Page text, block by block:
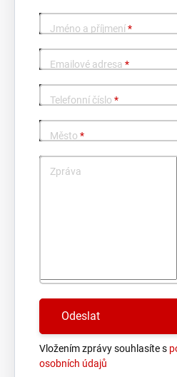
Jméno a příjmení*
Emailové adresa *
Telefonní číslo *
Město *
Zpráva
Vložením zprávy souhlasíte s
osobních údajů